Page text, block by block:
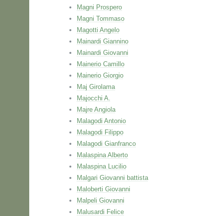
Magni Prospero
Magni Tommaso
Magotti Angelo
Mainardi Giannino
Mainardi Giovanni
Mainerio Camillo
Mainerio Giorgio
Maj Girolama
Majocchi A.
Majre Angiola
Malagodi Antonio
Malagodi Filippo
Malagodi Gianfranco
Malaspina Alberto
Malaspina Lucilio
Malgari Giovanni battista
Maloberti Giovanni
Malpeli Giovanni
Malusardi Felice